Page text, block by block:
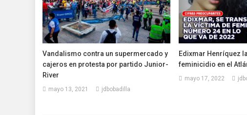
Vandalismo contra un supermercado y
cajeros en protesta por partido Junior-
River
mayo 13, 2021 jdbobadilla
Edixmar Henríquez
feminicidio en el
mayo 17, 2022